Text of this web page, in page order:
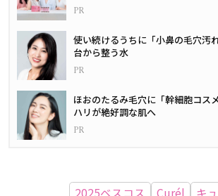
使い続けるうちに「小鼻の毛穴汚
台から整う水
ほおのたるみ毛穴に「幹細胞コス
ハリが絶好調な肌へ
2025ベスコス Curél キ